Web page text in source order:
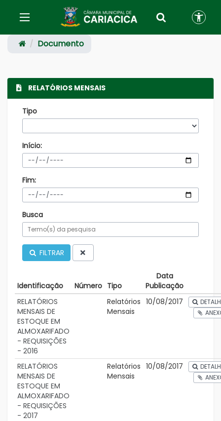
Documento
RELATÓRIOS MENSAIS
Tipo
Início:
Fim:
Busca
FILTRAR
Identificação Número Tipo
Data
Publicação
RELATÓRIOS
MENSAIS DE
ESTOQUE EM
ALMOXARIFADO
- REQUISIÇÕES
- 2016
Relatórios
Mensais
10/08/2017
RELATÓRIOS
MENSAIS DE
ESTOQUE EM
ALMOXARIFADO
- REQUISIÇÕES
- 2017
Relatórios
Mensais
10/08/2017